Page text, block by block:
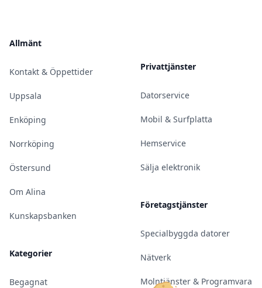
Allmänt
Kontakt & Öppettider
Uppsala
Enköping
Norrköping
Östersund
Om Alina
Kunskapsbanken
Kategorier
Begagnat
Privattjänster
Datorservice
Mobil & Surfplatta
Hemservice
Sälja elektronik
Företagstjänster
Specialbyggda datorer
Nätverk
Molntjänster & Programvara